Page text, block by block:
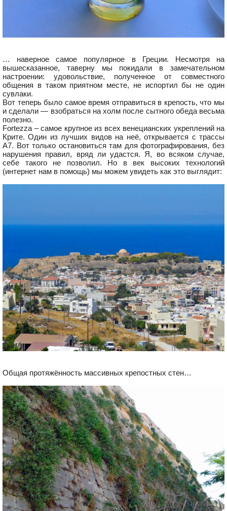
… наверное самое популярное в Греции. Несмотря на
вышесказанное, таверну мы покидали в замечательном
настроении: удовольствие, полученное от совместного
общения в таком приятном месте, не испортил бы не один
сувлаки.
Вот теперь было самое время отправиться в крепость, что мы
и сделали — взобраться на холм после сытного обеда весьма
полезно.
Fortezza – самое крупное из всех венецианских укреплений на
Крите. Один из лучших видов на неё, открывается с трассы
А7. Вот только остановиться там для фотографирования, без
нарушения правил, вряд ли удастся. Я, во всяком случае,
себе такого не позволил. Но в век высоких технологий
(интернет нам в помощь) мы можем увидеть как это выглядит:
Общая протяжённость массивных крепостных стен…